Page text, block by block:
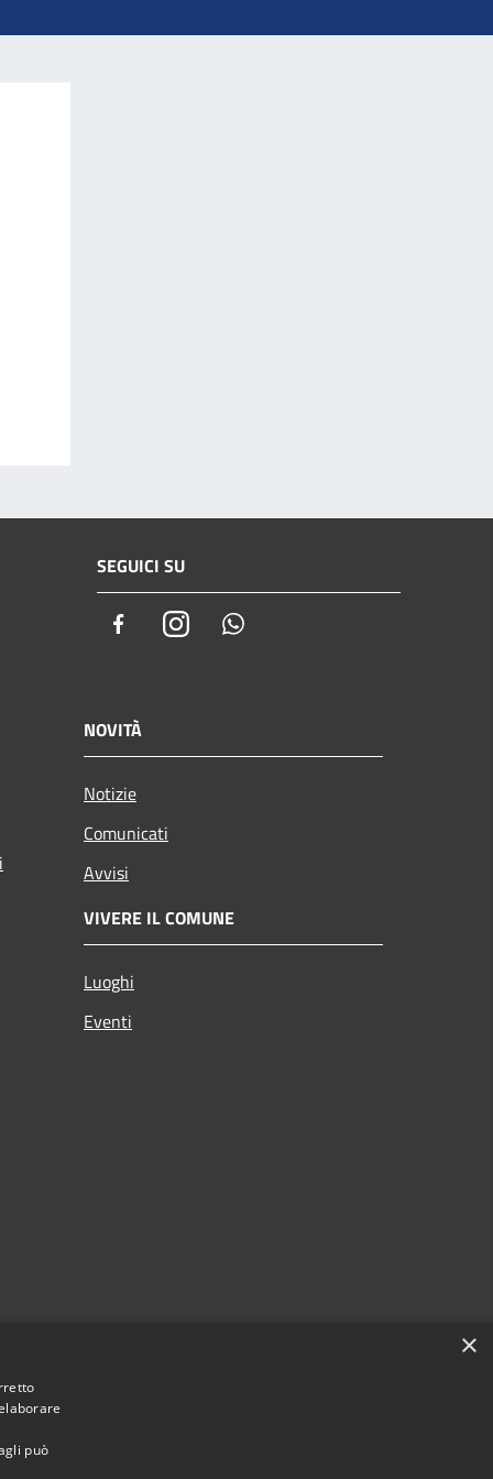
SEGUICI SU
FacebookInstagram
NOVITÀ
Notizie
Comunicati
Avvisi
VIVERE IL COMUNE
Luoghi
Eventi
×
può